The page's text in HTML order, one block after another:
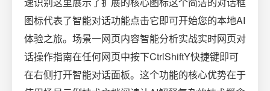
图标代表了智能对话功能点击它即可开始您的本地AI
体验之旅。场景一网页内容智能分析实战实时网页对
话操作指南在任何网页中按下CtrlShiftY快捷键即可
在右侧打开智能对话面板。这个功能的核心优势在于